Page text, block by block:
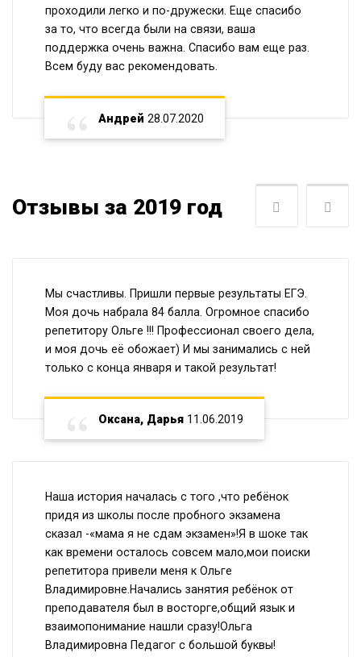
проходили легко и по-дружески. Еще спасибо
за то, что всегда были на связи, ваша
поддержка очень важна. Спасибо вам еще раз.
Всем буду вас рекомендовать.
Андрей 28.07.2020
Отзывы за 2019 год Следующая
Мы счастливы. Пришли первые результаты ЕГЭ.
Моя дочь набрала 84 балла. Огромное спасибо
репетитору Ольге !!! Профессионал своего дела,
и моя дочь её обожает) И мы занимались с ней
только с конца января и такой результат!
Оксана, Дарья 11.06.2019
Наша история началась с того ,что ребёнок
придя из школы после пробного экзамена
сказал -«мама я не сдам экзамен»!Я в шоке так
как времени осталось совсем мало,мои поиски
репетитора привели меня к Ольге
Владимировне.Начались занятия ребёнок от
преподавателя был в восторге,общий язык и
взаимопонимание нашли сразу!Ольга
Владимировна Педагог с большой буквы!